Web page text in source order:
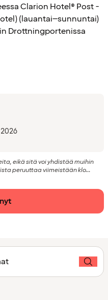
Clarion Hotel® Post -
(lauantai–sunnuntai)
Drottningportenissa
eikä sitä voi yhdistää muihin
peruuttaa viimeistään klo...